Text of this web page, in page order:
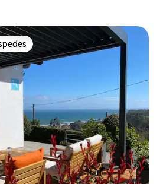
entre huéspedes